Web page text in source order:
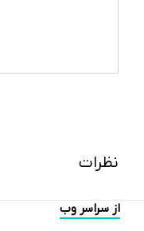
نظرات
از سراسر وب